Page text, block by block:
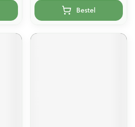
Bestel